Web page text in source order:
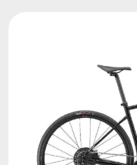
Cascos
Accesorios
Consultorio
Blog